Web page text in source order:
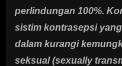
perlindungan 100%.
sistim kontrasepsi
dalam kurangi
seksual (sexually